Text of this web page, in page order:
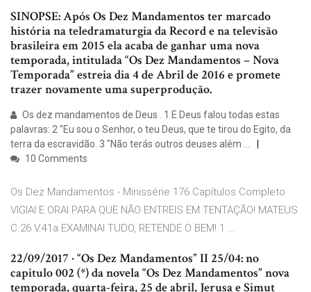
SINOPSE: Após Os Dez Mandamentos ter marcado
história na teledramaturgia da Record e na televisão
brasileira em 2015 ela acaba de ganhar uma nova
temporada, intitulada “Os Dez Mandamentos – Nova
Temporada” estreia dia 4 de Abril de 2016 e promete
trazer novamente uma superprodução.
Os dez mandamentos de Deus . 1 E Deus falou todas estas
palavras: 2 "Eu sou o Senhor, o teu Deus, que te tirou do Egito, da
terra da escravidão. 3 "Não terás outros deuses além …
10 Comments
Os Dez Mandamentos - Minissérie 176 Capítulos Completo
VIGIAI E ORAI PARA QUE NÃO ENTREIS EM TENTAÇÃO! MATEUS
C.26 V.41a EXAMINAI TUDO, RETENDE O BEM! 1 …
22/09/2017 · “Os Dez Mandamentos” II 25/04: no
capitulo 002 (*) da novela “Os Dez Mandamentos” nova
temporada, quarta-feira, 25 de abril, Jerusa e Simut